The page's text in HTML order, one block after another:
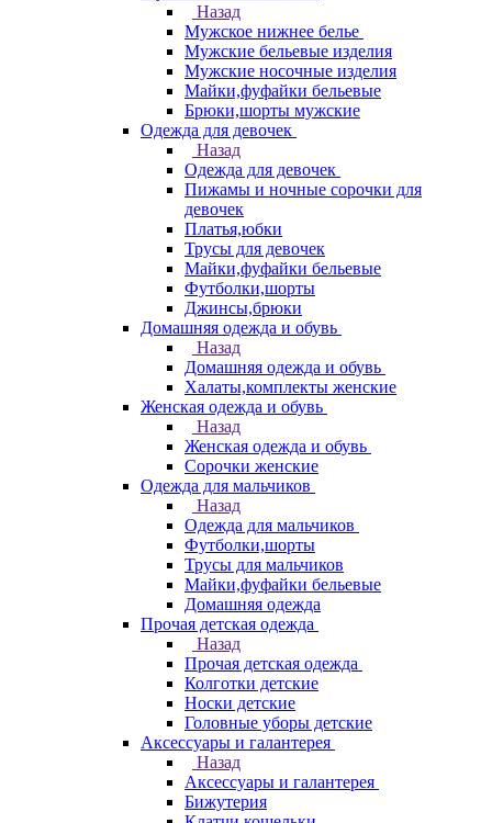
Назад
Мужское нижнее белье
Мужские бельевые изделия
Мужские носочные изделия
Майки,фуфайки бельевые
Брюки,шорты мужские
Одежда для девочек
Назад
Одежда для девочек
Пижамы и ночные сорочки для
девочек
Платья,юбки
Трусы для девочек
Майки,фуфайки бельевые
Футболки,шорты
Джинсы,брюки
Домашняя одежда и обувь
Назад
Домашняя одежда и обувь
Халаты,комплекты женские
Женская одежда и обувь
Назад
Женская одежда и обувь
Сорочки женские
Одежда для мальчиков
Назад
Одежда для мальчиков
Футболки,шорты
Трусы для мальчиков
Майки,фуфайки бельевые
Домашняя одежда
Прочая детская одежда
Назад
Прочая детская одежда
Колготки детские
Носки детские
Головные уборы детские
Аксессуары и галантерея
Назад
Аксессуары и галантерея
Бижутерия